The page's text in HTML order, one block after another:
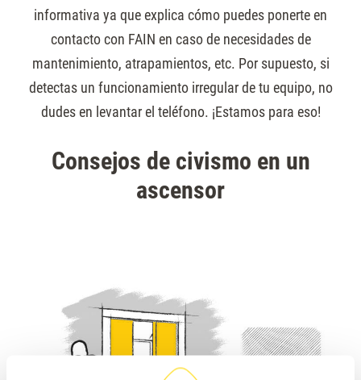
informativa ya que explica cómo puedes ponerte en
contacto con FAIN en caso de necesidades de
mantenimiento, atrapamientos, etc. Por supuesto, si
detectas un funcionamiento irregular de tu equipo, no
dudes en levantar el teléfono. ¡Estamos para eso!
Consejos de civismo en un
ascensor